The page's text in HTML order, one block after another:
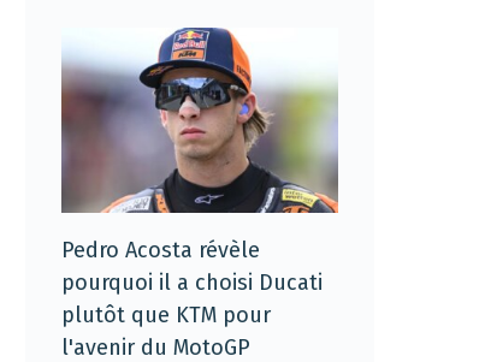
Pedro Acosta révèle
pourquoi il a choisi Ducati
plutôt que KTM pour
l'avenir du MotoGP